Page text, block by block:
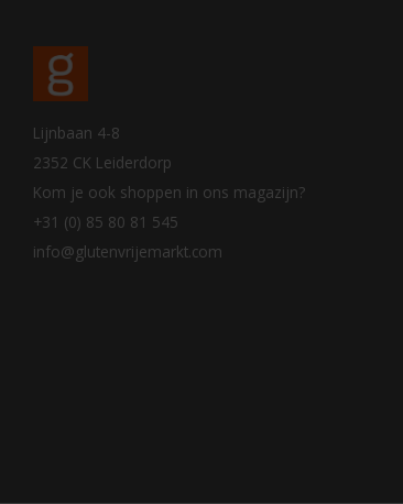
Lijnbaan 4-8
2352 CK Leiderdorp
Kom je ook shoppen in ons magazijn?
+31 (0) 85 80 81 545
info@glutenvrijemarkt.com